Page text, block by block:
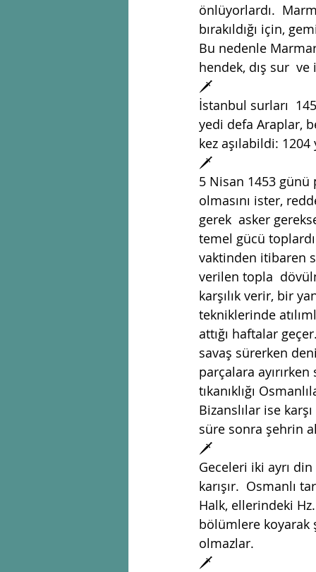
önlüyorlardı.
bırakıldığı için,
Bu nedenle
hendek, dış sur
🗡
İstanbul surları
yedi defa Araplar,
kez aşılabildi: 1204
🗡
5 Nisan 1453 günü
olmasını ister,
gerek  asker
temel gücü
vaktinden itibaren
verilen topla
karşılık verir, bir
tekniklerinde
attığı haftalar
savaş sürerken
parçalara
tıkanıklığı
Bizanslılar ise
süre sonra şehrin
🗡
Geceleri iki ayrı
karışır.  Osmanlı
Halk, ellerindeki
bölümlere koyarak
olmazlar.
🗡